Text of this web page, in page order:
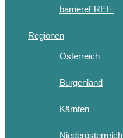
barriereFREI+
Regionen
Österreich
Burgenland
Kärnten
Niederösterreich